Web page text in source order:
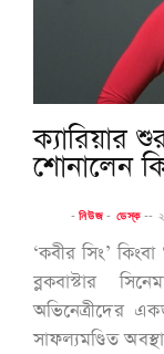
ক্যারিয়ার
শোনালেন
-নিউজ - ডেস্ক --
‘কবীর সিং’
ব্লকবাস্টার
অভিনেত্রীদের
সাফল্যমণ্ডিত